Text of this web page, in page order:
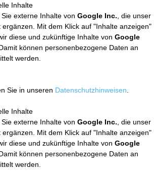
Inhalte
externe Inhalte von Google Inc. , die unser
ergänzen. Mit dem Klick auf "Inhalte anzeigen"
diese und zukünftige Inhalte von Google
können personenbezogene Daten an
werden.
Sie in unseren Datenschutzhinweisen
Inhalte
externe Inhalte von Google Inc. , die unser
ergänzen. Mit dem Klick auf "Inhalte anzeigen"
diese und zukünftige Inhalte von Google
können personenbezogene Daten an
werden.